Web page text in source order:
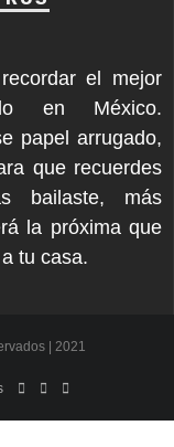
el mejor
en México.
papel arrugado,
que recuerdes
bailaste, más
la próxima que
tu casa.
| 2021